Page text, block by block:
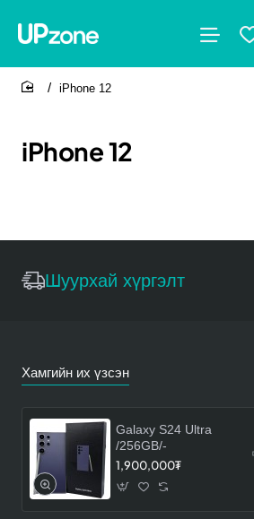
iPhone 12
iPhone 12
Шуурхай хүргэлт
Хамгийн их үзсэн
Galaxy S24 Ultra
/256GB/-
1,900,000₮